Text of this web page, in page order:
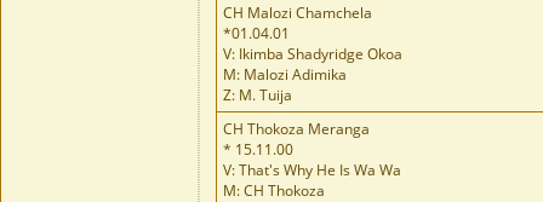
CH Malozi Chamchela
*01.04.01
V: Ikimba Shadyridge Okoa
M: Malozi Adimika
Z: M. Tuija
CH Thokoza Meranga
* 15.11.00
V: That's Why He Is Wa Wa
M: CH Thokoza